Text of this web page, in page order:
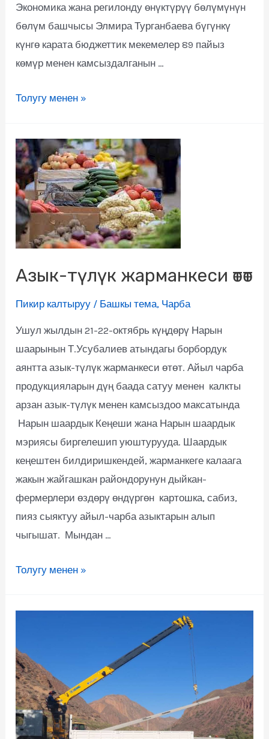
Экономика жана регилонду өнүктүрүү бөлүмүнүн
бөлүм башчысы Элмира Турганбаева бүгүнкү
күнгө карата бюджеттик мекемелер 89 пайыз
көмүр менен камсыздалганын …
Толугу менен »
Азык-түлүк жарманкеси өтөт
Пикир калтыруу / Башкы тема, Чарба
Ушул жылдын 21-22-октябрь күңдөрү Нарын
шаарынын Т.Усубалиев атындагы борбордук
аянтта азык-түлүк жарманкеси өтөт. Айыл чарба
продукцияларын дүң баада сатуу менен калкты
арзан азык-түлүк менен камсыздоо максатында
Нарын шаардык Кеңеши жана Нарын шаардык
мэриясы биргелешип уюштурууда. Шаардык
кеңештен билдиришкендей, жарманкеге калаага
жакын жайгашкан райондорунун дыйкан-
фермерлери өздөрү өндүргөн картошка, сабиз,
пияз сыяктуу айыл-чарба азыктарын алып
чыгышат. Мындан …
Толугу менен »